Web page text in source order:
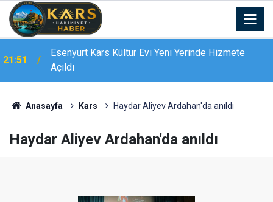
21:51
Esenyurt Kars Kültür Evi Yeni Yerinde Hizmete
Açıldı
21:19
Bingöl’de 16 dairelik bina alevlere teslim oldu:
Mahsur kalanları itfaiye merdivenle kurtardı
Anasayfa Kars Haydar Aliyev Ardahan'da anıldı
Haydar Aliyev Ardahan'da anıldı